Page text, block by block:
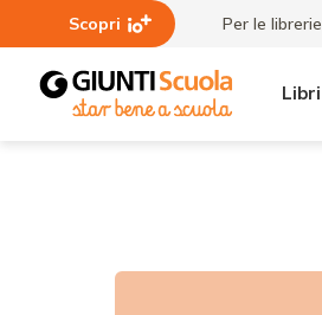
Scopri Per le librerie
Libri